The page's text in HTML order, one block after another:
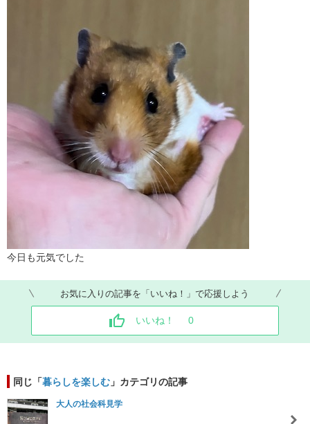
今日も元気でした
お気に入りの記事を「いいね！」で応援しよう
いいね！ 0
同じ「暮らしを楽しむ 」カテゴリの記事
大人の社会科見学